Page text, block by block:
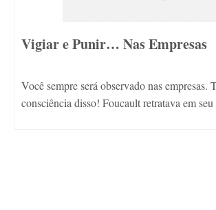
Vigiar e Punir… Nas Empresas
Você sempre será observado nas empresas.
consciência disso! Foucault retratava em